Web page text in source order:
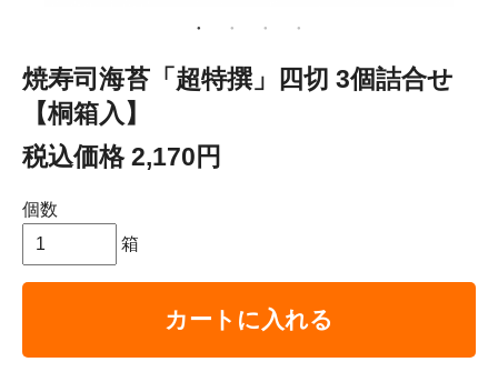
焼寿司海苔「超特撰」四切 3個詰合せ
【桐箱入】
税込価格 2,170円
個数
箱
カートに入れる